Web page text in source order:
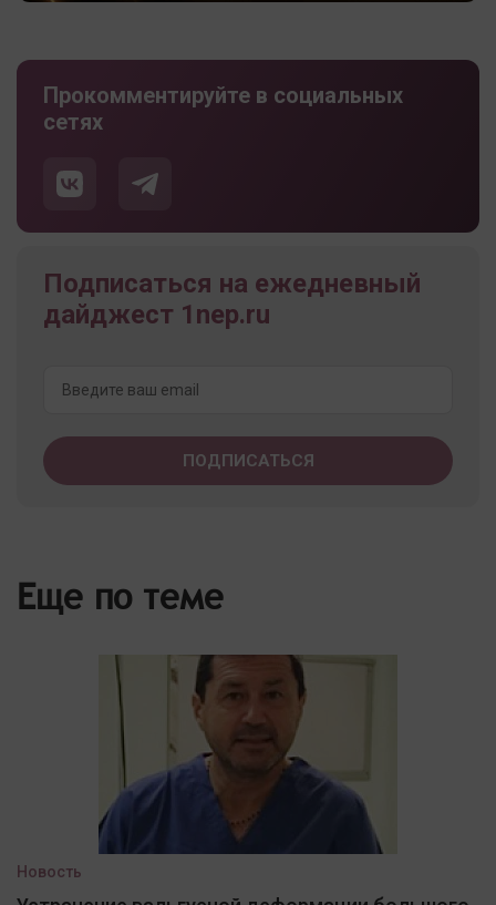
Прокомментируйте в социальных
сетях
Подписаться на ежедневный
дайджест 1nep.ru
Еще по теме
Новость